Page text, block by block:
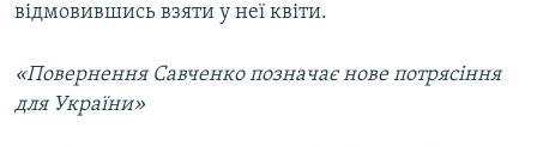
відмовившись взяти у неї квіти.
«Повернення Савченко позначає нове потрясіння
для України»